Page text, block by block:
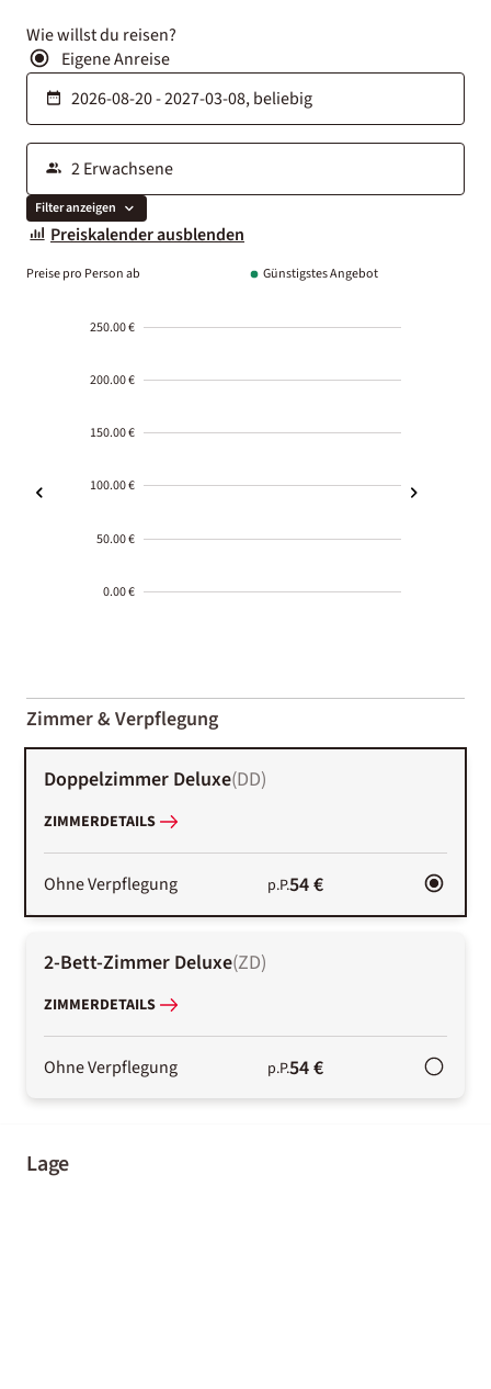
Wie willst du reisen?
Eigene Anreise
Filter anzeigen
Preiskalender ausblenden
Preise pro Person ab Günstigstes Angebot
250.00 €
200.00 €
150.00 €
100.00 €
50.00 €
0.00 €
01-02
Zimmer & Verpflegung
Doppelzimmer Deluxe(DD)
ZIMMERDETAILS
Ohne Verpflegung p.P.54 €
2-Bett-Zimmer Deluxe(ZD)
ZIMMERDETAILS
Ohne Verpflegung p.P.54 €
Lage